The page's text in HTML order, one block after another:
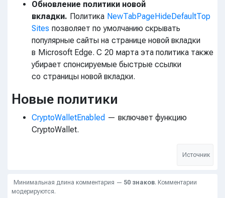
Обновление политики новой
вкладки. Политика NewTabPageHideDefaultTop
Sites позволяет по умолчанию скрывать
популярные сайты на странице новой вкладки
в Microsoft Edge. С 20 марта эта политика также
убирает спонсируемые быстрые ссылки
со страницы новой вкладки.
Новые политики
CryptoWalletEnabled — включает функцию
CryptoWallet.
Источник
Минимальная длина комментария — 50 знаков. Комментарии
модерируются.